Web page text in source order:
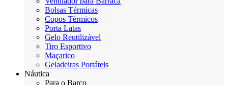
Bolsas Térmicas
Copos Térmicos
Porta Latas
Gelo Reutilizável
Tiro Esportivo
Maçarico
Geladeiras Portáteis
Náutica
Para o Barco